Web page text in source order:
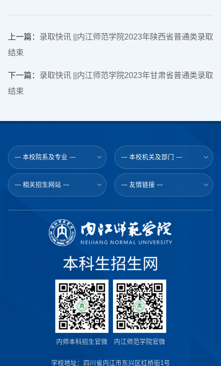
上一篇： 录取快讯 ||内江师范学院2023年陕西省普通类录取
结束
下一篇： 录取快讯 ||内江师范学院2023年甘肃省普通类录取
结束
--- 本校院系及专业 --- --- 本校机关及部门 ---
--- 相关招生网站 --- --- 友情链接 ---
内师本科招生官微 内江师范学院官微
学校地址：四川省内江市东兴区红桥街1号